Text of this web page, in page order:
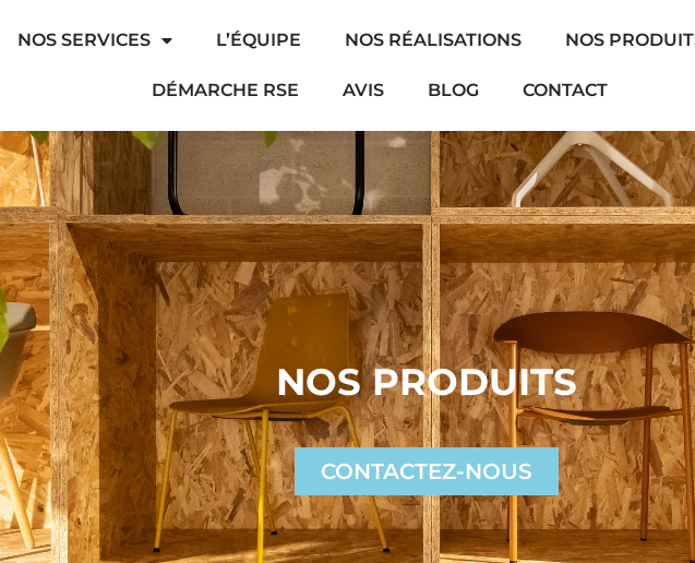
NOS SERVICES L’ÉQUIPE NOS RÉALISATIONS NOS
DÉMARCHE RSE AVIS BLOG CONTACT
NOS PRODUITS
CONTACTEZ-NOUS